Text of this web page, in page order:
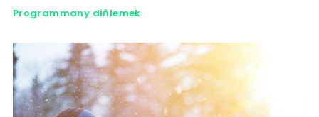
Programmany diňlemek